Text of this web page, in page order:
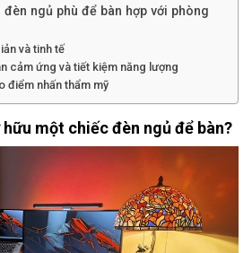
ngủ phù để bàn hợp với phòng
và tinh tế
cảm ứng và tiết kiệm năng lượng
điểm nhấn thẩm mỹ
một chiếc đèn ngủ để bàn?